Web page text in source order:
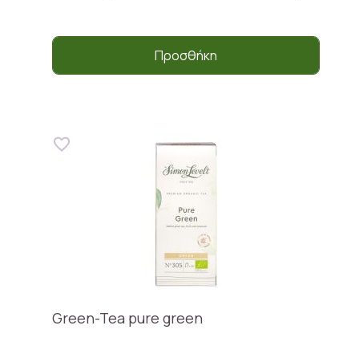
Προσθήκη
Green-Tea pure green